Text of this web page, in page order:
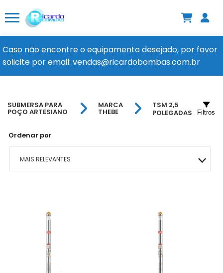
Caso não encontre o equipamento desejado, por favor
solicite por email: vendas@ricardobombas.com.br
SUBMERSA PARA
POÇO ARTESIANO
MARCA
THEBE
TSM 2,5
POLEGADAS
Ordenar por
MAIS RELEVANTES
MENOR PREÇO
MAIOR PREÇO
Filtros